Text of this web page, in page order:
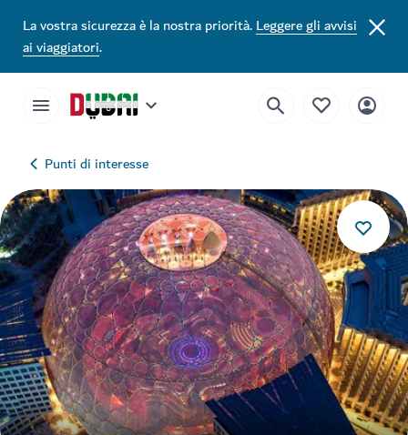
La vostra sicurezza è la nostra priorità.Leggere gli avvisi
ai viaggiatori.
Punti di interesse